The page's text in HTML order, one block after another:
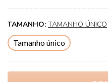
TAMANHO: TAMANHO ÚNICO
Tamanho único